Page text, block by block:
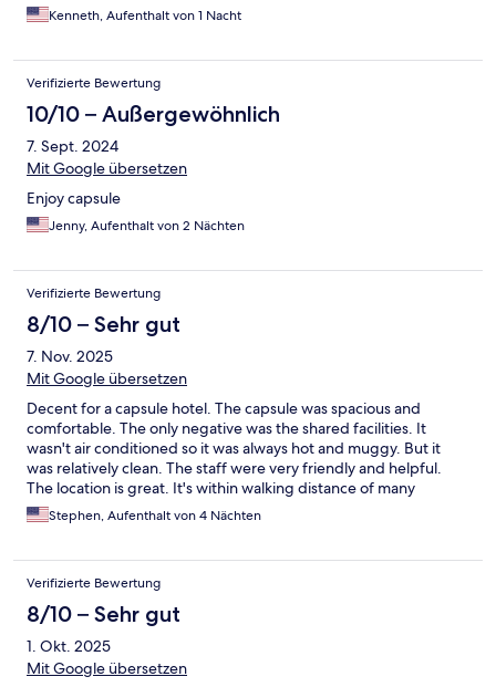
Kenneth, Aufenthalt von 1 Nacht
Verifizierte Bewertung
10/10 – Außergewöhnlich
7. Sept. 2024
Mit Google übersetzen
Enjoy capsule
Jenny, Aufenthalt von 2 Nächten
Verifizierte Bewertung
8/10 – Sehr gut
7. Nov. 2025
Mit Google übersetzen
Decent for a capsule hotel. The capsule was spacious and
comfortable. The only negative was the shared facilities. It
wasn't air conditioned so it was always hot and muggy. But it
was relatively clean. The staff were very friendly and helpful.
The location is great. It's within walking distance of many
markets and attractions. Plenty of restaurants. The metro station
is a 5-min walk. The price was very affordable for budget
Stephen, Aufenthalt von 4 Nächten
Verifizierte Bewertung
8/10 – Sehr gut
1. Okt. 2025
Mit Google übersetzen